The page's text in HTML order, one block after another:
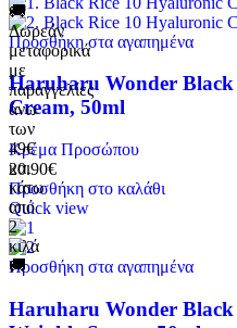
🚚
Δωρεάν
μεταφορικά
με
παραγγελίες
άνω
των
49€
και
κάτω
από
2
κιλά
🚚
Προσθήκη στα αγαπημένα
Haruharu Wonder
Cream, 50ml
Κρέμα Προσώπου
20.90€
Προσθήκη στο καλάθι
Quick view
Προσθήκη στα αγαπημένα
Haruharu Wonder